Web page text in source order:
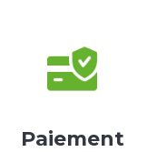
Paiement